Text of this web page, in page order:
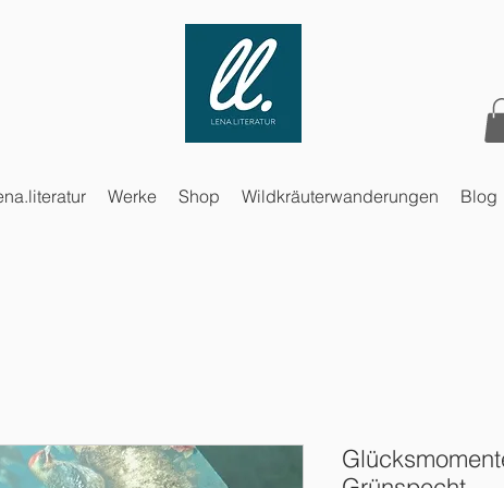
Werke Shop Wildkräuterwanderungen Blog